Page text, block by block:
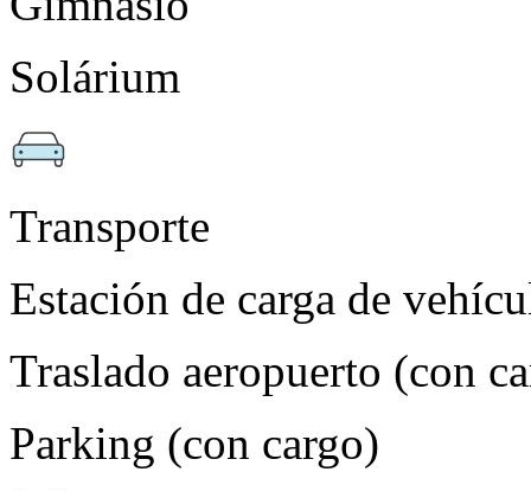
Solárium
Transporte
Estación de carga de
Traslado aeropuerto (con
Parking (con cargo)